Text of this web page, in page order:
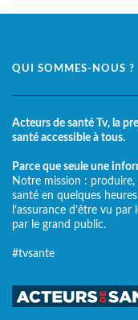
QUI SOMMES-NOUS ?
Acteurs de santé Tv, la
santé accessible à tous.
Parce que seule une
Notre mission :
santé en quelques
l’assurance d’être vu
par le grand public.
#tvsante